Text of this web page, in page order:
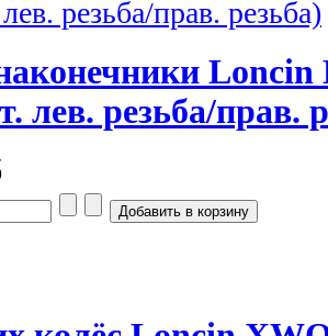
Loncin
лев. резьба/прав.